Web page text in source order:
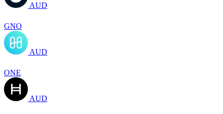
AUD
GNO
AUD
ONE
AUD